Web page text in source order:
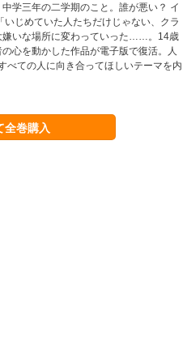
学三年の二学期のこと。誰が悪い？ イ
じめていた人たちだけじゃない、クラ
嫌いな場所に変わっていった……。14歳
心を動かした作品が電子版で復活。人
べての人に向き合ってほしいテーマを内
全巻購入